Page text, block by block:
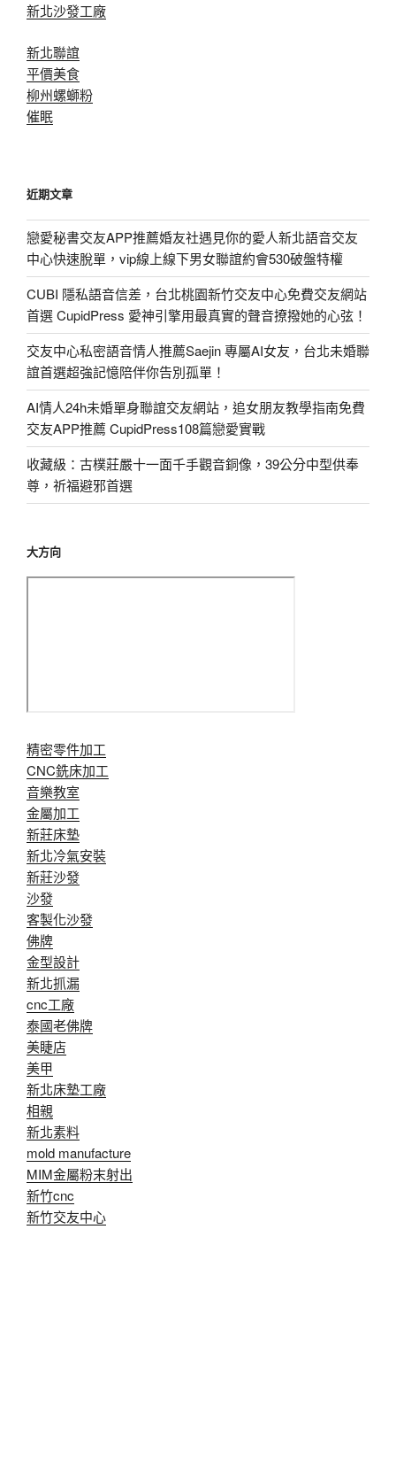
新北沙發工廠
新北聯誼
平價美食
柳州螺螄粉
催眠
近期文章
戀愛秘書交友APP推薦婚友社遇見你的愛人新北語音交友
中心快速脫單，vip線上線下男女聯誼約會530破盤特權
CUBI 隱私語音信差，台北桃園新竹交友中心免費交友網站
首選 CupidPress 愛神引擎用最真實的聲音撩撥她的心弦！
交友中心私密語音情人推薦Saejin 專屬AI女友，台北未婚聯
誼首選超強記憶陪伴你告別孤單！
AI情人24h未婚單身聯誼交友網站，追女朋友教學指南免費
交友APP推薦 CupidPress108篇戀愛實戰
收藏級：古樸莊嚴十一面千手觀音銅像，39公分中型供奉
尊，祈福避邪首選
大方向
精密零件加工
CNC銑床加工
音樂教室
金屬加工
新莊床墊
新北冷氣安裝
新莊沙發
沙發
客製化沙發
佛牌
金型設計
新北抓漏
cnc工廠
泰國老佛牌
美睫店
美甲
新北床墊工廠
相親
新北素料
mold manufacture
MIM金屬粉末射出
新竹cnc
新竹交友中心